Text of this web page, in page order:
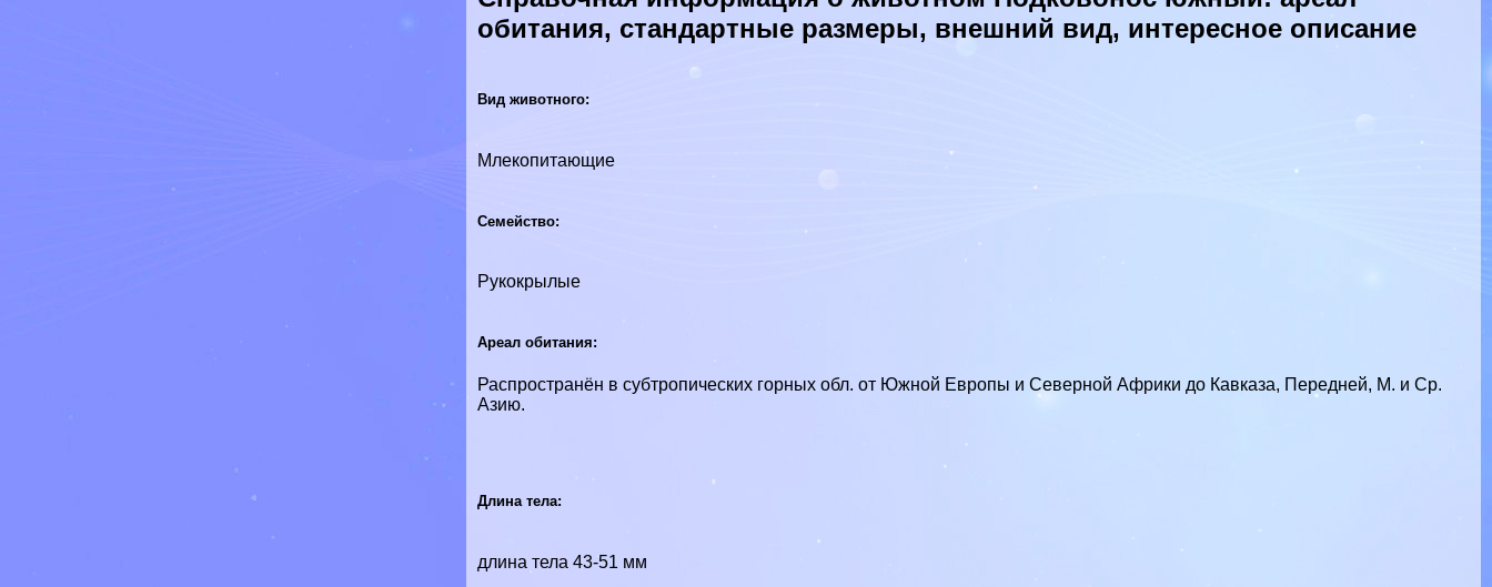
обитания, стандартные размеры, внешний вид, интересное описание
Вид животного:
Млекопитающие
Семейство:
Рукокрылые
Ареал обитания:
Распространён в субтропических горных обл. от Южной Европы и Северной Африки до Кавказа, Передней, М. и Ср.
Азию.
Длина тела:
длина тела 43-51 мм